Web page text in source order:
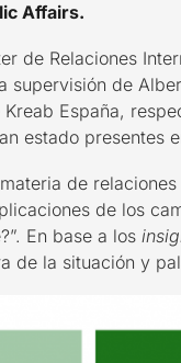
Affairs.
de Relaciones
supervisión de
España,
estado presentes
de
de los
En base a los
de la situación y